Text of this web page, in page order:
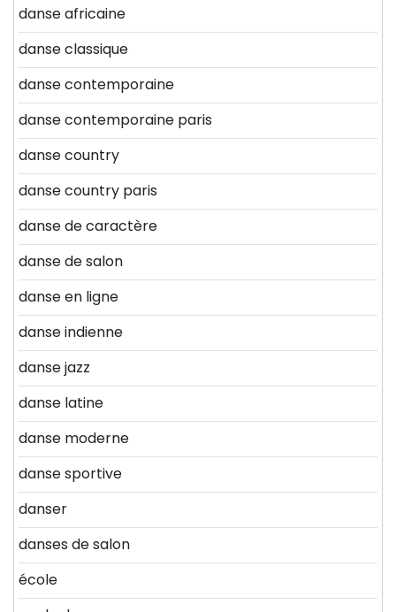
danse africaine
danse classique
danse contemporaine
danse contemporaine paris
danse country
danse country paris
danse de caractère
danse de salon
danse en ligne
danse indienne
danse jazz
danse latine
danse moderne
danse sportive
danser
danses de salon
école